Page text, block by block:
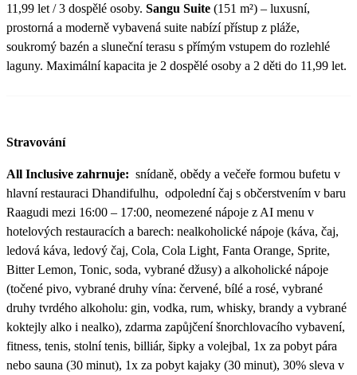
11,99 let / 3 dospělé osoby. Sangu Suite (151 m²) – luxusní,
prostorná a moderně vybavená suite nabízí přístup z pláže,
soukromý bazén a sluneční terasu s přímým vstupem do rozlehlé
laguny. Maximální kapacita je 2 dospělé osoby a 2 děti do 11,99 let.
Stravování
All Inclusive zahrnuje: snídaně, obědy a večeře formou bufetu v
hlavní restauraci Dhandifulhu, odpolední čaj s občerstvením v baru
Raagudi mezi 16:00 – 17:00, neomezené nápoje z AI menu v
hotelových restauracích a barech: nealkoholické nápoje (káva, čaj,
ledová káva, ledový čaj, Cola, Cola Light, Fanta Orange, Sprite,
Bitter Lemon, Tonic, soda, vybrané džusy) a alkoholické nápoje
(točené pivo, vybrané druhy vína: červené, bílé a rosé, vybrané
druhy tvrdého alkoholu: gin, vodka, rum, whisky, brandy a vybrané
koktejly alko i nealko), zdarma zapůjčení šnorchlovacího vybavení,
fitness, tenis, stolní tenis, billiár, šipky a volejbal, 1x za pobyt pára
nebo sauna (30 minut), 1x za pobyt kajaky (30 minut), 30% sleva v